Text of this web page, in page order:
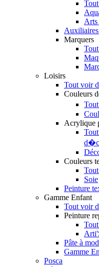
Arts
Marquers
Loisirs
Tout voir
Couleurs
Acrylique
Couleurs
Soie
Peinture
Gamme Enfant
Tout voir
Peinture
Pâte à
Gamme
Posca